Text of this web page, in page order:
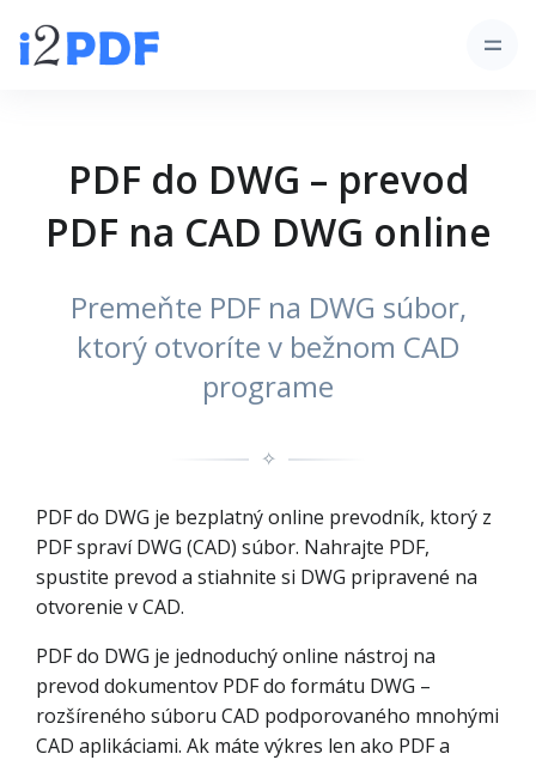
PDF do DWG – prevod
PDF na CAD DWG online
Premeňte PDF na DWG súbor,
ktorý otvoríte v bežnom CAD
programe
✧
PDF do DWG je bezplatný online prevodník, ktorý z
PDF spraví DWG (CAD) súbor. Nahrajte PDF,
spustite prevod a stiahnite si DWG pripravené na
otvorenie v CAD.
PDF do DWG je jednoduchý online nástroj na
prevod dokumentov PDF do formátu DWG –
rozšíreného súboru CAD podporovaného mnohými
CAD aplikáciami. Ak máte výkres len ako PDF a